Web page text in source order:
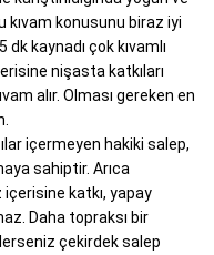
kıvam konusunu biraz iyi
kaynadı çok kıvamlı
nişasta katkıları
alır. Olması gereken en
içermeyen hakiki salep,
sahiptir. Arıca
katkı, yapay
Daha topraksı bir
çekirdek salep